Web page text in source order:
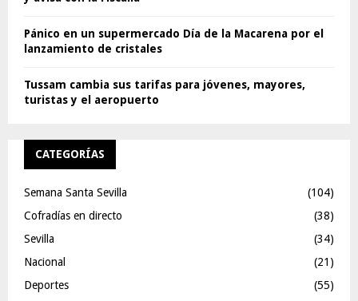
Pánico en un supermercado Día de la Macarena por el
lanzamiento de cristales
Tussam cambia sus tarifas para jóvenes, mayores,
turistas y el aeropuerto
CATEGORÍAS
Semana Santa Sevilla
(104)
Cofradías en directo
(38)
Sevilla
(34)
Nacional
(21)
Deportes
(55)